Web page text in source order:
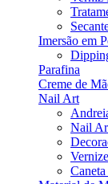
Imersão em
Parafina
Creme de
Nail Art
Nail